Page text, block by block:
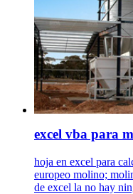
excel vba para
hoja en excel para
europeo molino;
de excel la no hay